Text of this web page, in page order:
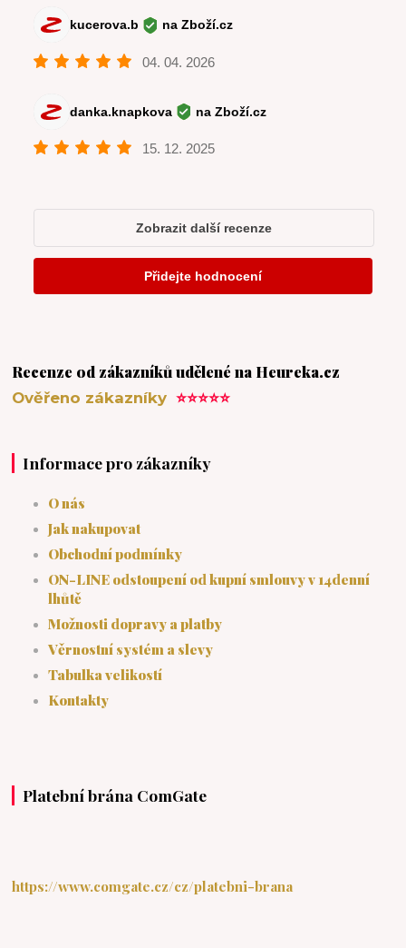
Recenze od zákazníků udělené na Heureka.cz
Ověřeno zákazníky⭐⭐⭐⭐⭐
Informace pro zákazníky
O nás
Jak nakupovat
Obchodní podmínky
ON-LINE odstoupení od kupní smlouvy v 14denní
lhůtě
Možnosti dopravy a platby
Věrnostní systém a slevy
Tabulka velikostí
Kontakty
Platební brána ComGate
https://www.comgate.cz/cz/platebni-brana